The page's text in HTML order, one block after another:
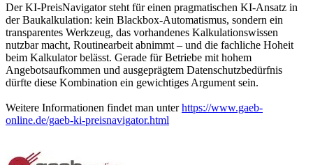
Der KI-PreisNavigator steht für einen pragmatischen KI-Ansatz in
der Baukalkulation: kein Blackbox-Automatismus, sondern ein
transparentes Werkzeug, das vorhandenes Kalkulationswissen
nutzbar macht, Routinearbeit abnimmt – und die fachliche Hoheit
beim Kalkulator belässt. Gerade für Betriebe mit hohem
Angebotsaufkommen und ausgeprägtem Datenschutzbedürfnis
dürfte diese Kombination ein gewichtiges Argument sein.
Weitere Informationen findet man unterhttps://www.gaeb-
online.de/gaeb-ki-preisnavigator.html